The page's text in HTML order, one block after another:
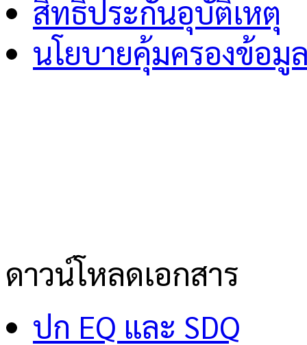
สิทธิ์ประกันอุบัติเหตุ
นโยบายคุ้มครองข้อ
ดาวน์โหลดเอกสาร
ปก EQ และ SDQ